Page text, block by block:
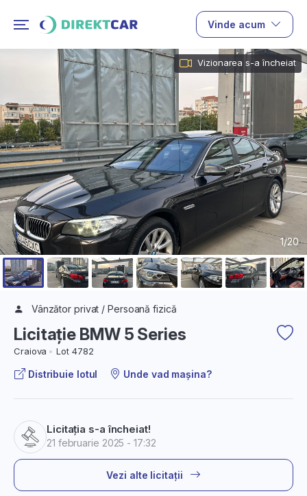
Vinde acum
Licitație BMW 5 Series
Craiova Lot 4782
1/20
Vizionarea s-a încheiat
Vânzător privat / Persoană fizică
Distribuie lotul Unde vad mașina?
Licitația s-a încheiat!
21 februarie 2025 - 17:32
Vezi alte licitații